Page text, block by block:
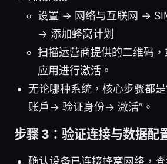
设置 → 网络与互联网 →
→ 添加蜂窝计划
扫描运营商提供的二维码
应用进行激活。
无论哪种系统，核心步骤都
账户→ 验证身份→ 激活”。
步骤 3：验证连接与数据配
确认设备已连接蜂窝网络，查